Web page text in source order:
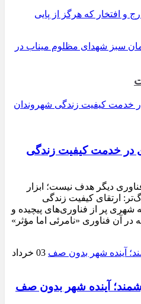
و افتخار که هرگز از پایی
سبز شهدای مظلوم میناب در
در خدمت کیفیت زندگی
دیگر هدف نیست؛ ابزار
ارتقای کیفیت زندگی
شهری پر از فناوری‌های پیچیده و
آن فناوری «نامرئی اما مؤثر»
03 خرداد
آینده شهر بدون صف